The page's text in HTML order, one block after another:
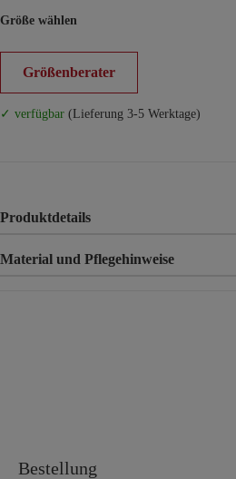
Größe wählen
Größenberater
✓ verfügbar (Lieferung 3-5 Werktage)
Produktdetails
Material und Pflegehinweise
Bestellung